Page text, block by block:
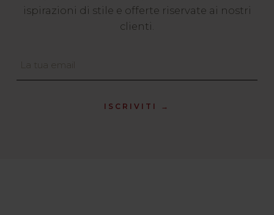
ispirazioni di stile e offerte riservate ai nostri
clienti.
ISCRIVITI →